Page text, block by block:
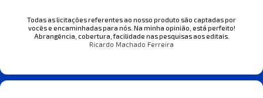
Todas as licitações referentes ao nosso produto são captadas por
vocês e encaminhadas para nós. Na minha opinião, está perfeito!
Abrangência, cobertura, facilidade nas pesquisas aos editais.
Ricardo Machado Ferreira